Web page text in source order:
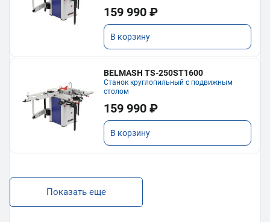
159 990 ₽
В корзину
BELMASH TS-250ST1600
Станок круглопильный с подвижным
столом
159 990 ₽
В корзину
Показать еще